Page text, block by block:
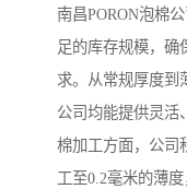
南昌PORON泡棉
足的库存规模，确
求。从常规厚度到
公司均能提供灵活
棉加工方面，公司
工至0.2毫米的薄